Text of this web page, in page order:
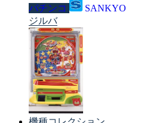
パチンコ
SANKYO
ジルバ